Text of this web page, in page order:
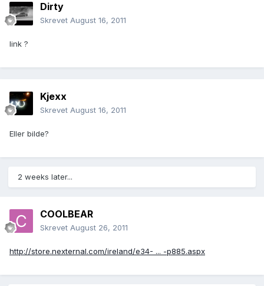
Dirty
Skrevet August 16, 2011
link ?
Kjexx
Skrevet August 16, 2011
Eller bilde?
2 weeks later...
COOLBEAR
Skrevet August 26, 2011
http://store.nexternal.com/ireland/e34- ... -p885.aspx